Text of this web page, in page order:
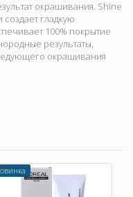
окрашивания. Shine
создает гладкую
100% покрытие
результаты,
окрашивания